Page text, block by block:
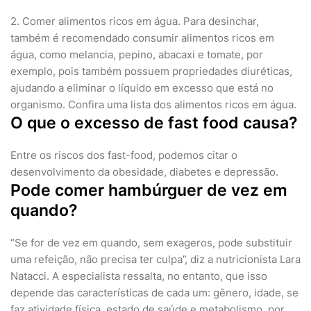
2. Comer alimentos ricos em água. Para desinchar,
também é recomendado consumir alimentos ricos em
água, como melancia, pepino, abacaxi e tomate, por
exemplo, pois também possuem propriedades diuréticas,
ajudando a eliminar o líquido em excesso que está no
organismo. Confira uma lista dos alimentos ricos em água.
O que o excesso de fast food causa?
Entre os riscos dos fast-food, podemos citar o
desenvolvimento da obesidade, diabetes e depressão.
Pode comer hambúrguer de vez em
quando?
“Se for de vez em quando, sem exageros, pode substituir
uma refeição, não precisa ter culpa”, diz a nutricionista Lara
Natacci. A especialista ressalta, no entanto, que isso
depende das características de cada um: gênero, idade, se